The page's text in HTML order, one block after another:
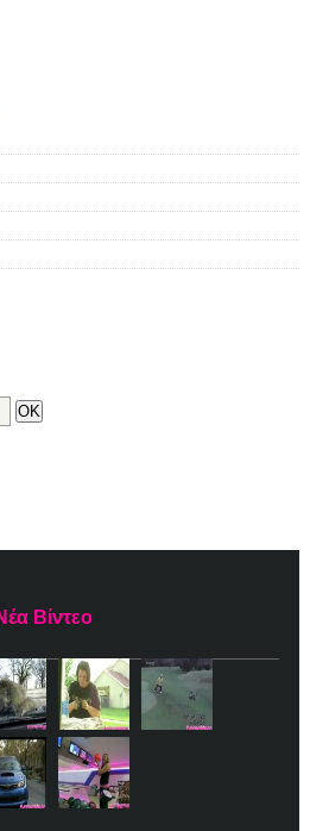
Βίντεο